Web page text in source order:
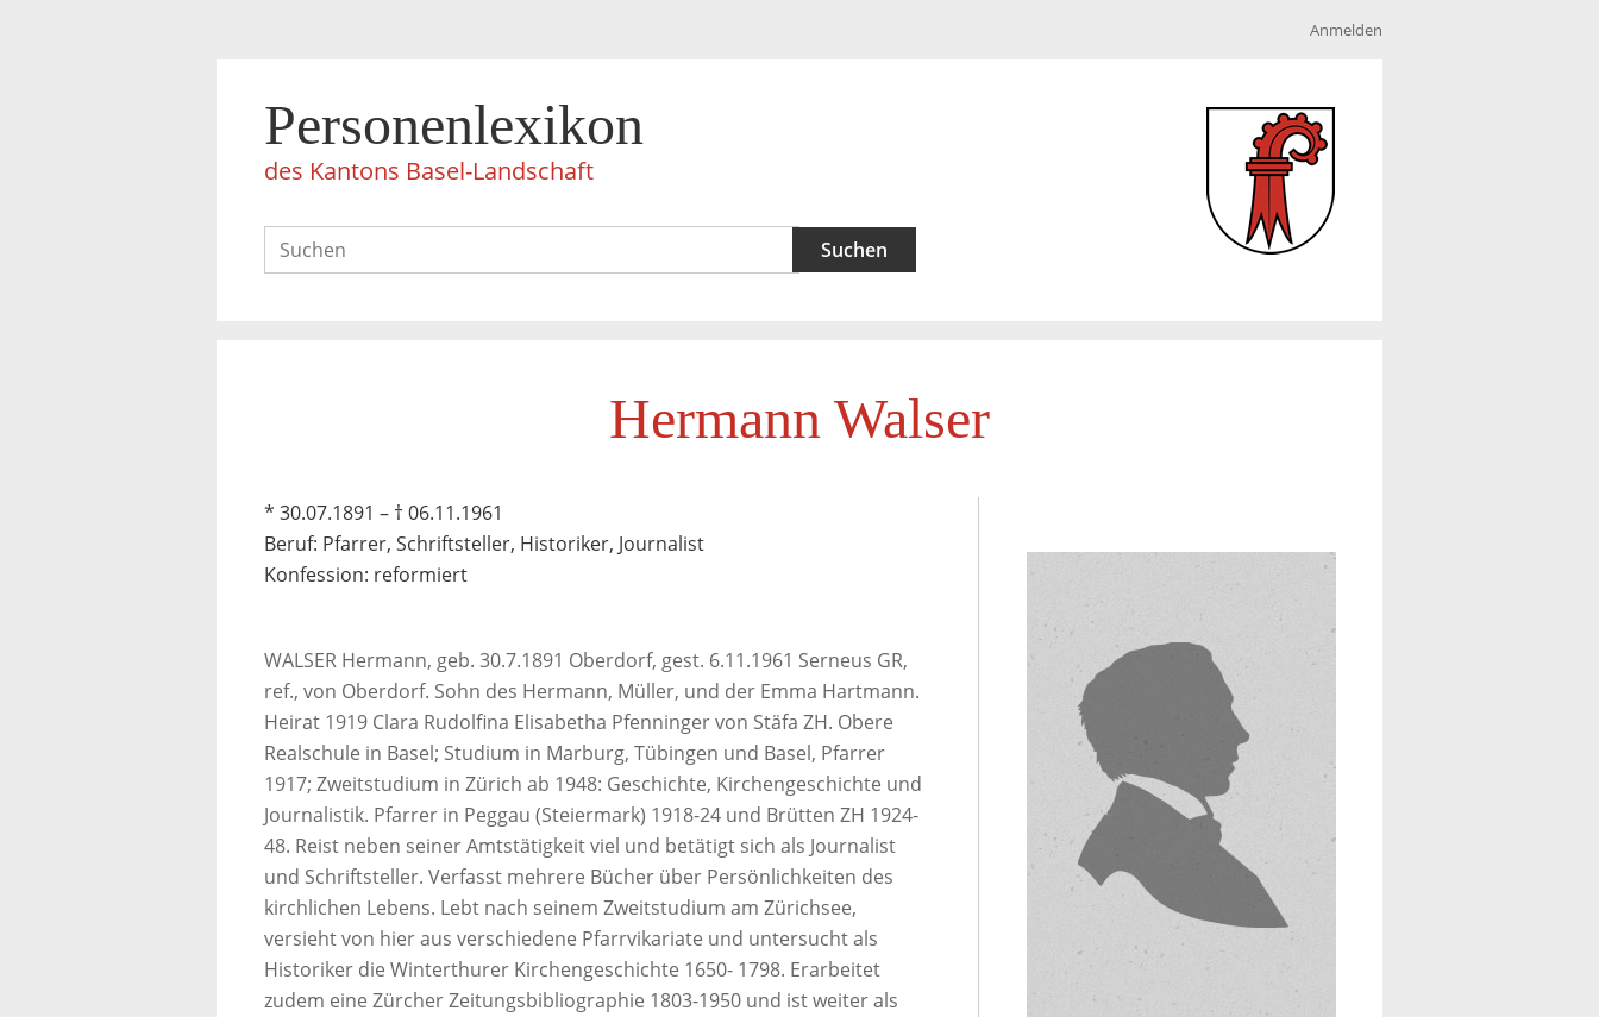
Anmelden
Personenlexikon
des Kantons Basel-Landschaft
Hermann Walser
* 30.07.1891 – † 06.11.1961
Beruf: Pfarrer, Schriftsteller, Historiker, Journalist
Konfession: reformiert
WALSER Hermann, geb. 30.7.1891 Oberdorf, gest. 6.11.1961 Serneus GR,
ref., von Oberdorf. Sohn des Hermann, Müller, und der Emma Hartmann.
Heirat 1919 Clara Rudolfina Elisabetha Pfenninger von Stäfa ZH. Obere
Realschule in Basel; Studium in Marburg, Tübingen und Basel, Pfarrer
1917; Zweitstudium in Zürich ab 1948: Geschichte, Kirchengeschichte und
Journalistik. Pfarrer in Peggau (Steiermark) 1918-24 und Brütten ZH 1924-
48. Reist neben seiner Amtstätigkeit viel und betätigt sich als Journalist
und Schriftsteller. Verfasst mehrere Bücher über Persönlichkeiten des
kirchlichen Lebens. Lebt nach seinem Zweitstudium am Zürichsee,
versieht von hier aus verschiedene Pfarrvikariate und untersucht als
Historiker die Winterthurer Kirchengeschichte 1650- 1798. Erarbeitet
zudem eine Zürcher Zeitungsbibliographie 1803-1950 und ist weiter als